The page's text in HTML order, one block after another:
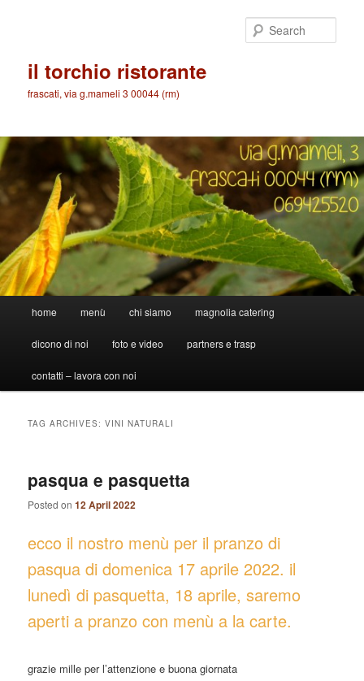
il torchio ristorante
frascati, via g.mameli 3 00044 (rm)
home menù chi siamo magnolia catering
dicono di noi foto e video partners e trasp
contatti – lavora con noi
TAG ARCHIVES:VINI NATURALI
pasqua e pasquetta
Posted on12 April 2022
ecco il nostro menù per il pranzo di
pasqua di domenica 17 aprile 2022. il
lunedì di pasquetta, 18 aprile, saremo
aperti a pranzo con menù a la carte.
grazie mille per l’attenzione e buona giornata